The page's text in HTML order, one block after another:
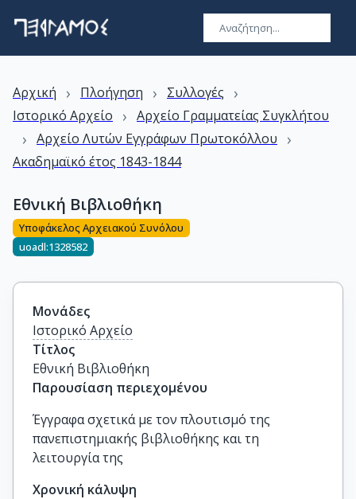
Αρχική › Πλοήγηση › Συλλογές ›
Ιστορικό Αρχείο › Αρχείο Γραμματείας Συγκλήτου
› Αρχείο Λυτών Εγγράφων Πρωτοκόλλου ›
Ακαδημαϊκό έτος 1843-1844
Εθνική Βιβλιοθήκη
Υποφάκελος Αρχειακού Συνόλου
uoadl:1328582
Μονάδες
Ιστορικό Αρχείο
Τίτλος
Εθνική Βιβλιοθήκη
Παρουσίαση περιεχομένου
Έγγραφα σχετικά με τον πλουτισμό της
πανεπιστημιακής βιβλιοθήκης και τη
λειτουργία της
Χρονική κάλυψη